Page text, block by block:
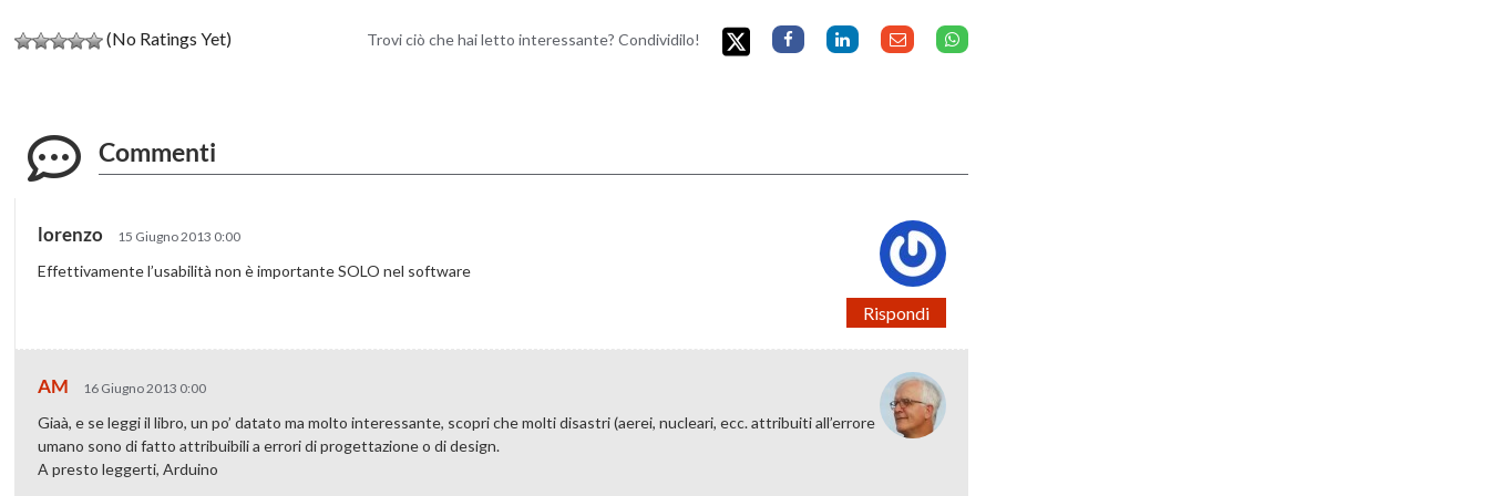
(No Ratings Yet) Trovi ciò che hai letto interessante? Condividilo!
Commenti
lorenzo 15 Giugno 2013 0:00
Effettivamente l’usabilità non è importante SOLO nel software
Rispondi
AM 16 Giugno 2013 0:00
Giaà, e se leggi il libro, un po’ datato ma molto interessante, scopri che molti disastri (aerei, nucleari, ecc. attribuiti all’errore
umano sono di fatto attribuibili a errori di progettazione o di design.
A presto leggerti, Arduino